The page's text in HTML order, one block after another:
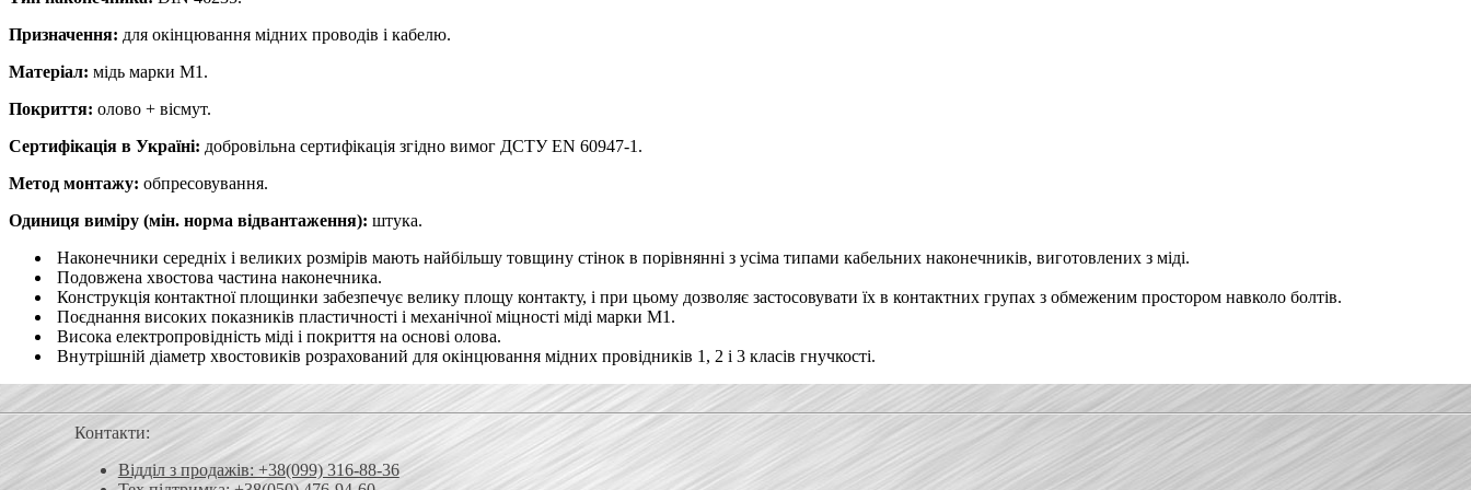
Призначення: для окінцювання мідних проводів і кабелю.
Матеріал: мідь марки М1.
Покриття: олово + вісмут.
Сертифікація в Україні: добровільна сертифікація згідно вимог ДСТУ EN 60947-1.
Метод монтажу: обпресовування.
Одиниця виміру (мін. норма відвантаження): штука.
Наконечники середніх і великих розмірів мають найбільшу товщину стінок в порівнянні з усіма типами кабельних наконечників, виготовлених з міді.
Подовжена хвостова частина наконечника.
Конструкція контактної площинки забезпечує велику площу контакту, і при цьому дозволяє застосовувати їх в контактних групах з обмеженим простором навколо болтів.
Поєднання високих показників пластичності і механічної міцності міді марки М1.
Висока електропровідність міді і покриття на основі олова.
Внутрішній діаметр хвостовиків розрахований для окінцювання мідних провідників 1, 2 і 3 класів гнучкості.
Контакти:
Відділ з продажів: +38(099) 316-88-36